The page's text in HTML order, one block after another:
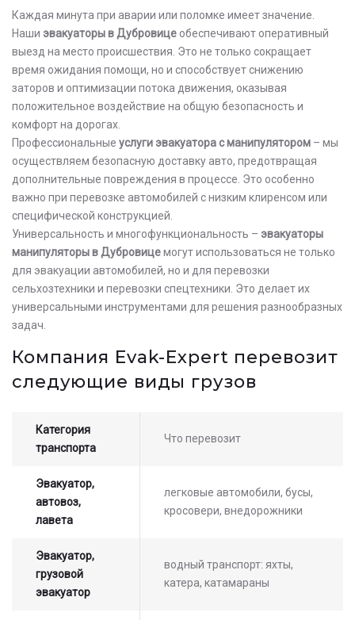
Каждая минута при аварии или поломке имеет значение.
Наши эвакуаторы в Дубровице обеспечивают оперативный
выезд на место происшествия. Это не только сокращает
время ожидания помощи, но и способствует снижению
заторов и оптимизации потока движения, оказывая
положительное воздействие на общую безопасность и
комфорт на дорогах.
Профессиональные услуги эвакуатора с манипулятором – мы
осуществляем безопасную доставку авто, предотвращая
дополнительные повреждения в процессе. Это особенно
важно при перевозке автомобилей с низким клиренсом или
специфической конструкцией.
Универсальность и многофункциональность – эвакуаторы
манипуляторы в Дубровицемогут использоваться не только
для эвакуации автомобилей, но и для перевозки
сельхозтехники и перевозки спецтехники. Это делает их
универсальными инструментами для решения разнообразных
задач.
Компания Evak-Expert перевозит
следующие виды грузов
Категория
транспорта
Что перевозит
Эвакуатор,
автовоз,
лавета
легковые автомобили, бусы,
кросовери, внедорожники
Эвакуатор,
грузовой
эвакуатор
водный транспорт: яхты,
катера, катамараны